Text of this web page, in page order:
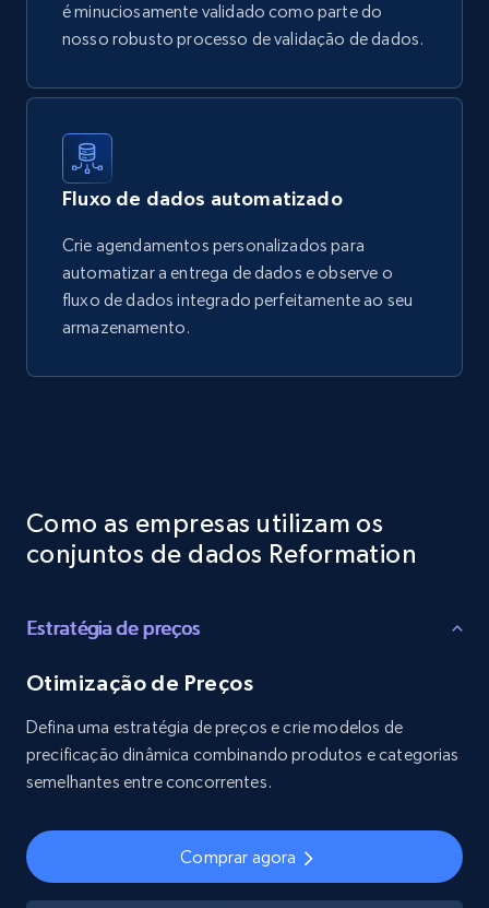
é minuciosamente validado como parte do
nosso robusto processo de validação de dados.
Fluxo de dados automatizado
Crie agendamentos personalizados para
automatizar a entrega de dados e observe o
fluxo de dados integrado perfeitamente ao seu
armazenamento.
Como as empresas utilizam os
conjuntos de dados Reformation
Estratégia de preços
Otimização de Preços
Defina uma estratégia de preços e crie modelos de
precificação dinâmica combinando produtos e categorias
semelhantes entre concorrentes.
Comprar agora